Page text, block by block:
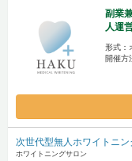
副業
人運
形式：
開催方
次世代型無人ホワイトニ
ホワイトニングサロン